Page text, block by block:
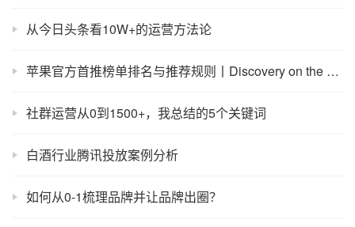
从今日头条看10W+的运营方法论
苹果官方首推榜单排名与推荐规则丨Discovery on the App Store
社群运营从0到1500+，我总结的5个关键词
白酒行业腾讯投放案例分析
如何从0-1梳理品牌并让品牌出圈？